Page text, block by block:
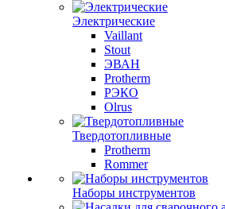
Электрические
Vaillant
Stout
ЭВАН
Protherm
РЭКО
Olrus
Твердотопливные
Protherm
Rommer
Наборы инструментов